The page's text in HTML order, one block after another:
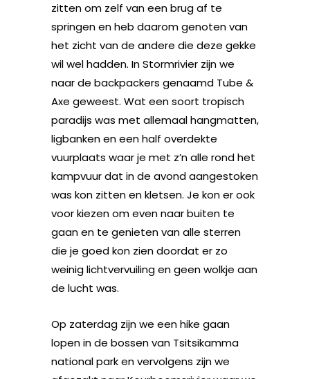
zitten om zelf van een brug af te
springen en heb daarom genoten van
het zicht van de andere die deze gekke
wil wel hadden. In Stormrivier zijn we
naar de backpackers genaamd Tube &
Axe geweest. Wat een soort tropisch
paradijs was met allemaal hangmatten,
ligbanken en een half overdekte
vuurplaats waar je met z’n alle rond het
kampvuur dat in de avond aangestoken
was kon zitten en kletsen. Je kon er ook
voor kiezen om even naar buiten te
gaan en te genieten van alle sterren
die je goed kon zien doordat er zo
weinig lichtvervuiling en geen wolkje aan
de lucht was.
Op zaterdag zijn we een hike gaan
lopen in de bossen van Tsitsikamma
national park en vervolgens zijn we